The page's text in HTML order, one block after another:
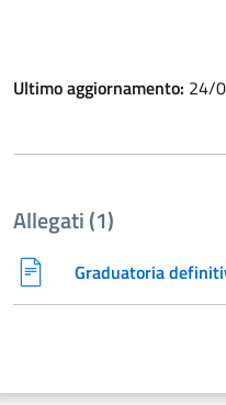
Ultimo aggiornamento: 24/
Allegati (1)
Graduatoria